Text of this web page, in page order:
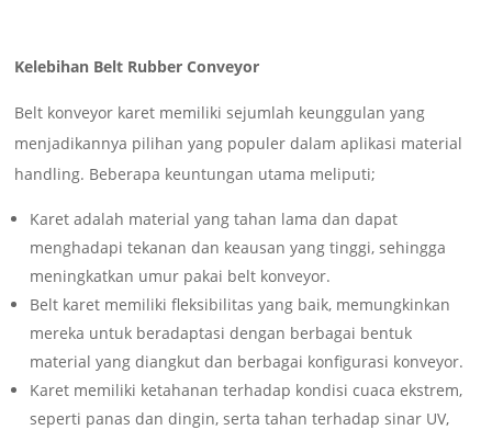
Kelebihan Belt Rubber Conveyor
Belt konveyor karet memiliki sejumlah keunggulan yang
menjadikannya pilihan yang populer dalam aplikasi material
handling. Beberapa keuntungan utama meliputi;
Karet adalah material yang tahan lama dan dapat
menghadapi tekanan dan keausan yang tinggi, sehingga
meningkatkan umur pakai belt konveyor.
Belt karet memiliki fleksibilitas yang baik, memungkinkan
mereka untuk beradaptasi dengan berbagai bentuk
material yang diangkut dan berbagai konfigurasi konveyor.
Karet memiliki ketahanan terhadap kondisi cuaca ekstrem,
seperti panas dan dingin, serta tahan terhadap sinar UV,